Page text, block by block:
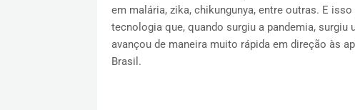
em malária, zika, chikungunya, entre outras. E
tecnologia que, quando surgiu a pandemia,
avançou de maneira muito rápida em direção às
Brasil.